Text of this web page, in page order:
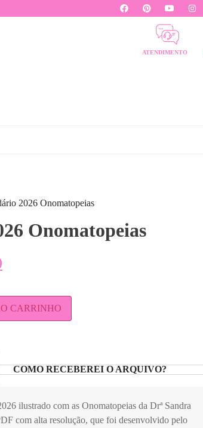
ATENDIMENTO
2026 Onomatopeias
Onomatopeias
CARRINHO
COMO RECEBEREI O ARQUIVO?
ilustrado com as Onomatopeias da Drª Sandra
com alta resolução, que foi desenvolvido pelo